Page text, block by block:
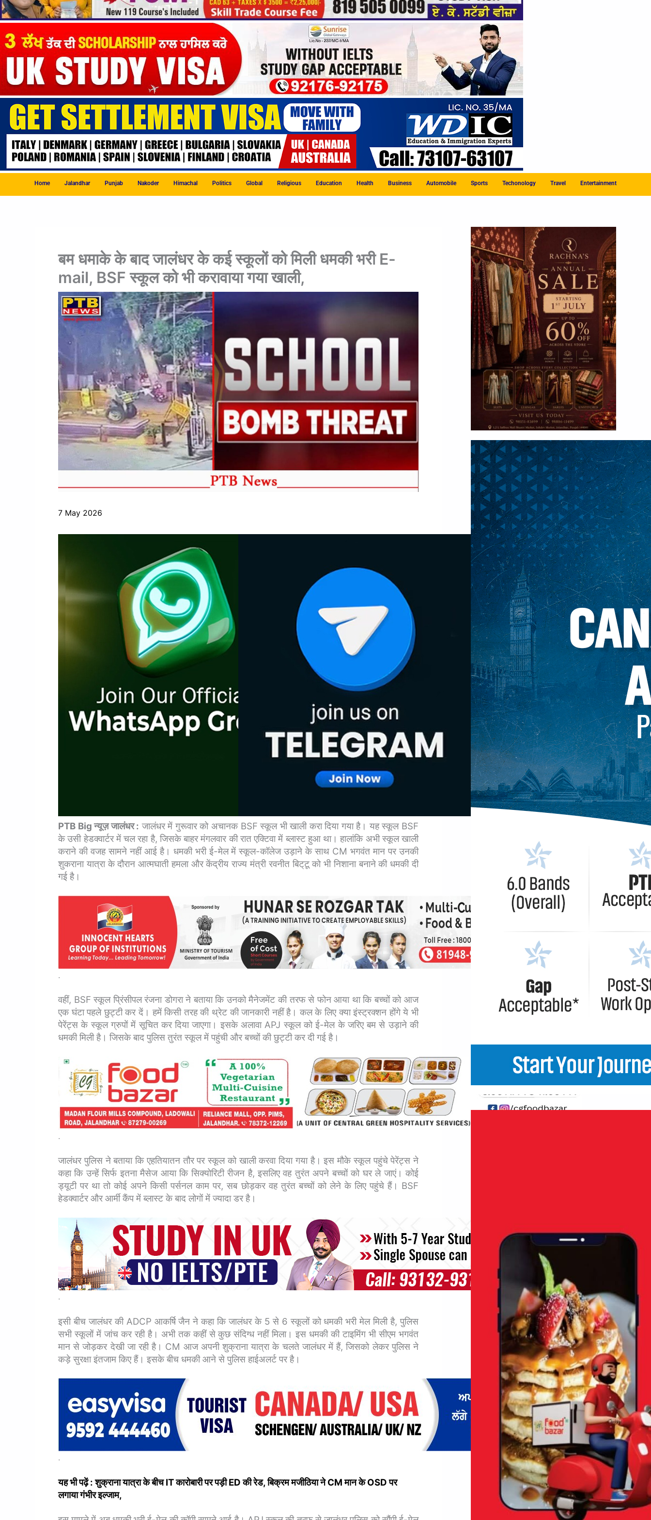
Home Jalandhar Punjab Nakoder Himachal Politics Global Religious Education Health Business Automobile Sports Techonology Travel Entertainment
बम धमाके के बाद जालंधर के कई स्कूलों को मिली धमकी भरी E-
mail, BSF स्कूल को भी करावाया गया खाली,
7 May 2026
PTB Big न्यूज़ जालंधर : जालंधर में गुरूवार को अचानक BSF स्कूल भी खाली करा दिया गया है। यह स्कूल BSF
के उसी हेडक्वार्टर में चल रहा है, जिसके बाहर मंगलवार की रात एक्टिवा में ब्लास्ट हुआ था। हालांकि अभी स्कूल खाली
कराने की वजह सामने नहीं आई है। धमकी भरी ई-मेल में स्कूल-कॉलेज उड़ाने के साथ CM भगवंत मान पर उनकी
शुकराना यात्रा के दौरान आत्मघाती हमला और केंद्रीय राज्य मंत्री रवनीत बिट्‌टू को भी निशाना बनाने की धमकी दी
गई है।
.
वहीं, BSF स्कूल प्रिंसीपल रंजना डोगरा ने बताया कि उनको मैनेजमेंट की तरफ से फोन आया था कि बच्चों को आज
एक घंटा पहले छुट्टी कर दें। हमें किसी तरह की थ्रेट की जानकारी नहीं है। कल के लिए क्या इंस्ट्रक्शन होंगे ये भी
पेरेंट्स के स्कूल ग्रुपों में सूचित कर दिया जाएगा। इसके अलावा APJ स्कूल को ई-मेल के जरिए बम से उड़ाने की
धमकी मिली है। जिसके बाद पुलिस तुरंत स्कूल में पहुंची और बच्चों की छुट्टी कर दी गई है।
.
जालंधर पुलिस ने बताया कि एहतियातन तौर पर स्कूल को खाली करवा दिया गया है।इस मौके स्कूल पहुंचे पेरेंट्स ने
कहा कि उन्हें सिर्फ इतना मैसेज आया कि सिक्योरिटी रीजन है, इसलिए वह तुरंत अपने बच्चों को घर ले जाएं। कोई
ड्यूटी पर था तो कोई अपने किसी पर्सनल काम पर, सब छोड़कर वह तुरंत बच्चों को लेने के लिए पहुंचे हैं। BSF
हेडक्वार्टर और आर्मी कैंप में ब्लास्ट के बाद लोगों में ज्यादा डर है।
.
इसी बीच जालंधर की ADCP आकर्षि जैन ने कहा कि जालंधर के 5 से 6 स्कूलों को धमकी भरी मेल मिली है, पुलिस
सभी स्कूलों में जांच कर रही है। अभी तक कहीं से कुछ संदिग्ध नहीं मिला।इस धमकी की टाइमिंग भी सीएम भगवंत
मान से जोड़कर देखी जा रही है। CM आज अपनी शुक्राना यात्रा के चलते जालंधर में हैं, जिसको लेकर पुलिस ने
कड़े सुरक्षा इंतजाम किए हैं। इसके बीच धमकी आने से पुलिस हाईअलर्ट पर है।
.
यह भी पढ़ें : शुक्राना यात्रा के बीच IT कारोबारी पर पड़ी ED की रेड, बिक्रम मजीठिया ने CM मान के OSD पर
लगाया गंभीर इल्जाम,